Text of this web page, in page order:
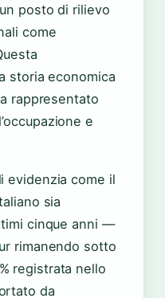
posto di rilievo
come
storia economica
rappresentato
e
evidenzia come il
sia
cinque anni —
rimanendo sotto
registrata nello
da